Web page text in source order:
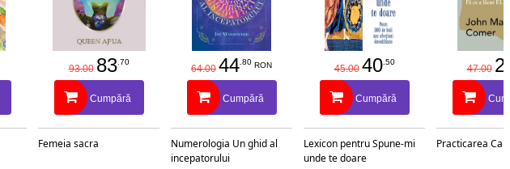
93.00 83 .70
Cumpără
Femeia sacra
64.00 44 .80 RON
Cumpără
Numerologia Un ghid al
incepatorului
45.00 40.50
Cumpără
Lexicon pentru Spune-mi
unde te doare
47.00
Practicarea Caii